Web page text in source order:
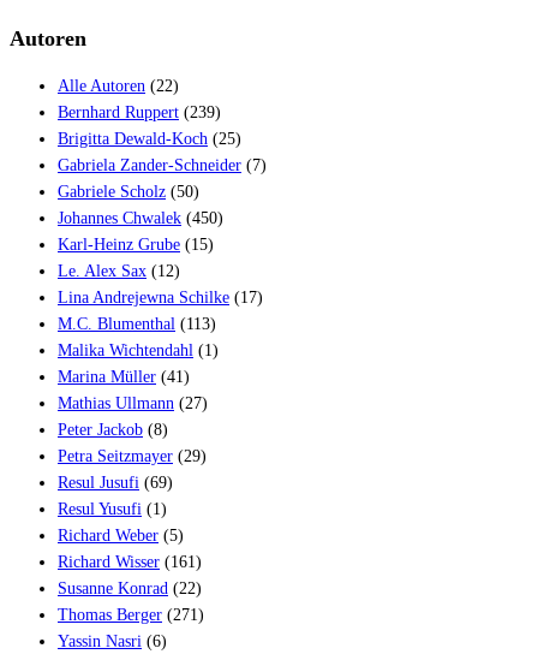
Autoren
Alle Autoren (22)
Bernhard Ruppert (239)
Brigitta Dewald-Koch (25)
Gabriela Zander-Schneider (7)
Gabriele Scholz (50)
Johannes Chwalek (450)
Karl-Heinz Grube (15)
Le. Alex Sax (12)
Lina Andrejewna Schilke (17)
M.C. Blumenthal (113)
Malika Wichtendahl (1)
Marina Müller (41)
Mathias Ullmann (27)
Peter Jackob (8)
Petra Seitzmayer (29)
Resul Jusufi (69)
Resul Yusufi (1)
Richard Weber (5)
Richard Wisser (161)
Susanne Konrad (22)
Thomas Berger (271)
Yassin Nasri (6)